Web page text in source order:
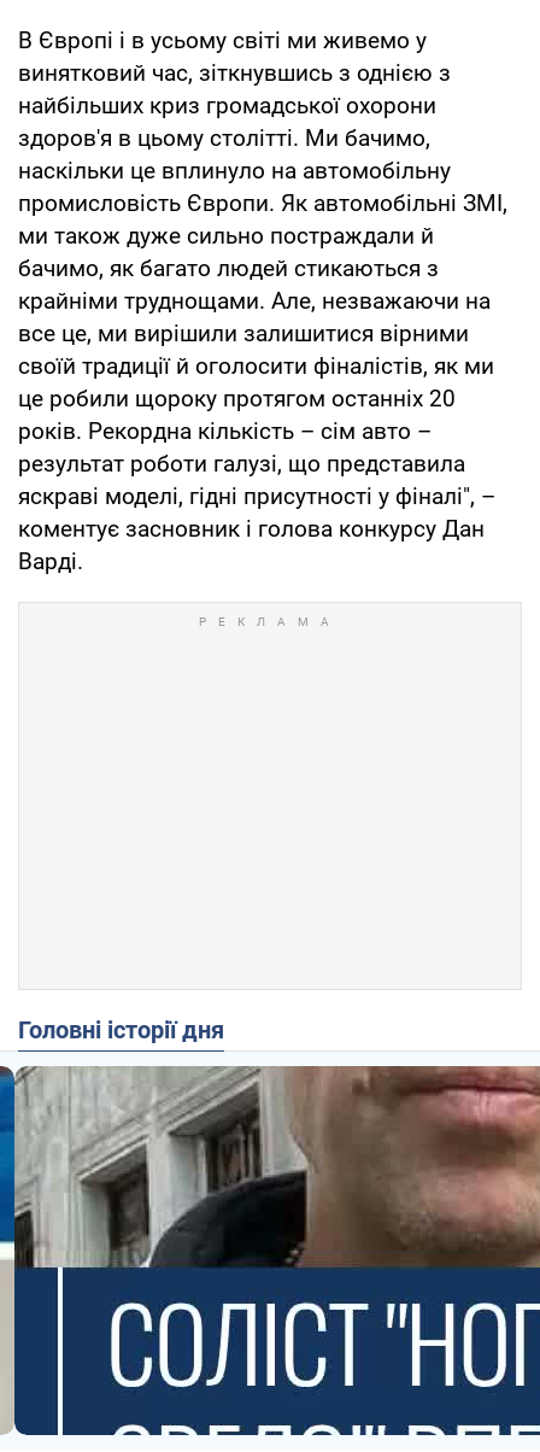
В Європі і в усьому світі ми живемо у
винятковий час, зіткнувшись з однією з
найбільших криз громадської охорони
здоров'я в цьому столітті. Ми бачимо,
наскільки це вплинуло на автомобільну
промисловість Європи. Як автомобільні ЗМІ,
ми також дуже сильно постраждали й
бачимо, як багато людей стикаються з
крайніми труднощами. Але, незважаючи на
все це, ми вирішили залишитися вірними
своїй традиції й оголосити фіналістів, як ми
це робили щороку протягом останніх 20
років. Рекордна кількість – сім авто –
результат роботи галузі, що представила
яскраві моделі, гідні присутності у фіналі", –
коментує засновник і голова конкурсу Дан
Варді.
Головні історії дня